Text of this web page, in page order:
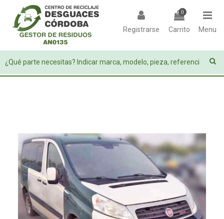
Registrarse
0
Carrito Menu